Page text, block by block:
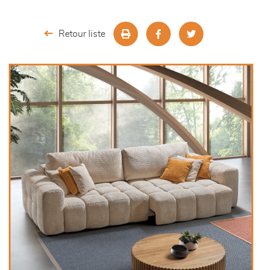
Retour liste